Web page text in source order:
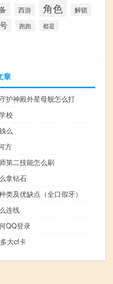
西游 角色 解锁
跑跑 都是
章
护神殿外星母舰怎么打
校
么
方
第二技能怎么刷
拿钻石
类及优缺点（全口假牙）
连线
QQ登录
大cf卡